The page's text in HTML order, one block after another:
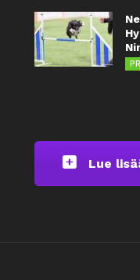
Lue